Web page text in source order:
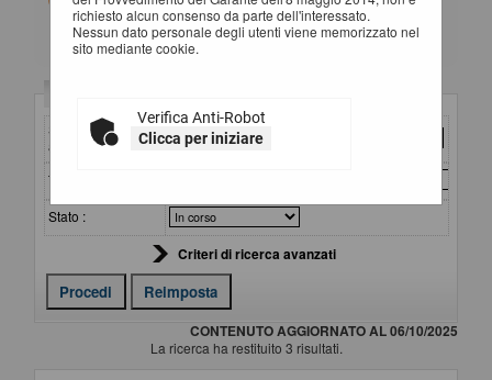
richiesto alcun consenso da parte dell'interessato.
Nessun dato personale degli utenti viene memorizzato nel
sito mediante cookie.
Verifica Anti-Robot
Clicca per iniziare
avvisi secondo i tempi previsti dalla normativa dei
contratti.
I dati di dettaglio delle procedure pubbliche sono
consultabili selezionando il collegamento "Visualizza
Stazione
appaltante :
Titolo :
Stato :
Criteri di ricerca avanzati
CONTENUTO AGGIORNATO AL 06/10/2025
La ricerca ha restituito 3 risultati.